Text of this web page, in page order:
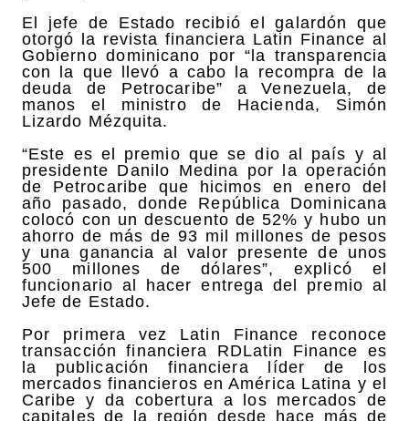
El jefe de Estado recibió el galardón que
otorgó la revista financiera Latin Finance al
Gobierno dominicano por “la transparencia
con la que llevó a cabo la recompra de la
deuda de Petrocaribe” a Venezuela, de
manos el ministro de Hacienda, Simón
Lizardo Mézquita.
“Este es el premio que se dio al país y al
presidente Danilo Medina por la operación
de Petrocaribe que hicimos en enero del
año pasado, donde República Dominicana
colocó con un descuento de 52% y hubo un
ahorro de más de 93 mil millones de pesos
y una ganancia al valor presente de unos
500 millones de dólares”, explicó el
funcionario al hacer entrega del premio al
Jefe de Estado.
Por primera vez Latin Finance reconoce
transacción financiera RDLatin Finance es
la publicación financiera líder de los
mercados financieros en América Latina y el
Caribe y da cobertura a los mercados de
capitales de la región desde hace más de